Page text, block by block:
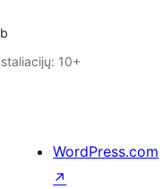
10+
WordPress.com
↗